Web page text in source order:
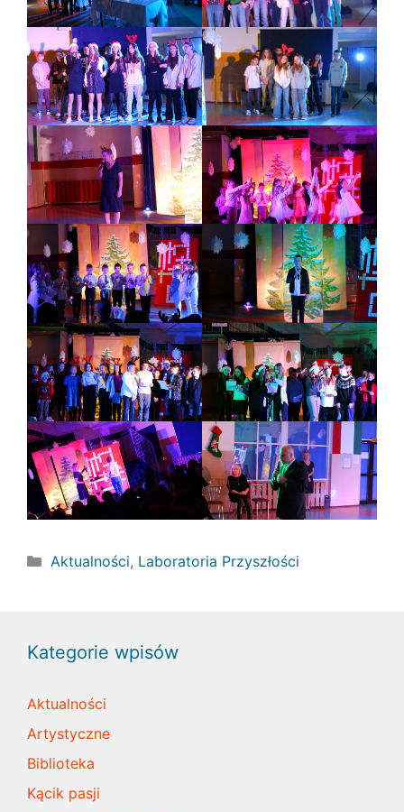
Kategorie
Aktualności, Laboratoria Przyszłości
Kategorie wpisów
Aktualności
Artystyczne
Biblioteka
Kącik pasji